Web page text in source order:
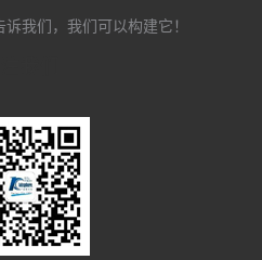
我们，我们可以构建它！